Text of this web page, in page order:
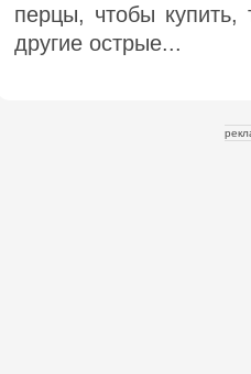
перцы, чтобы купить,
другие острые...